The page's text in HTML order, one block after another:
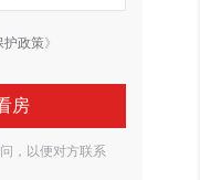
护政策》
房
，以便对方联系